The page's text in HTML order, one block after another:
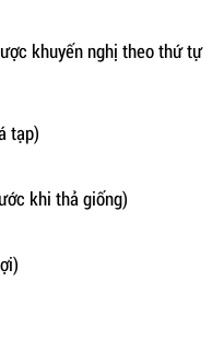
khuyến nghị theo thứ tự
tạp)
khi thả giống)